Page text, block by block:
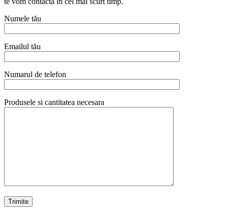
Numele tău
Emailul tău
Numarul de telefon
Produsele si cantitatea necesara